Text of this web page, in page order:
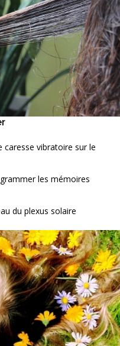
vibratoire sur le
les mémoires
du plexus solaire